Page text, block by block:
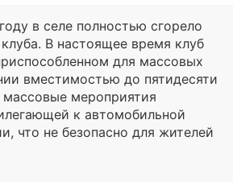
в селе полностью сгорело
В настоящее время клуб
для массовых
вместимостью до пятидесяти
мероприятия
к автомобильной
что не безопасно для жителей